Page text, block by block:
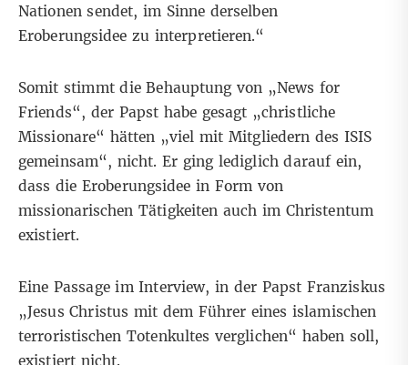
Nationen sendet, im Sinne derselben
Eroberungsidee zu interpretieren.“
Somit stimmt die Behauptung von „News for
Friends“, der Papst habe gesagt „christliche
Missionare“ hätten „viel mit Mitgliedern des ISIS
gemeinsam“, nicht. Er ging lediglich darauf ein,
dass die Eroberungsidee in Form von
missionarischen Tätigkeiten auch im Christentum
existiert.
Eine Passage im Interview, in der Papst Franziskus
„Jesus Christus mit dem Führer eines islamischen
terroristischen Totenkultes verglichen“ haben soll,
existiert nicht.